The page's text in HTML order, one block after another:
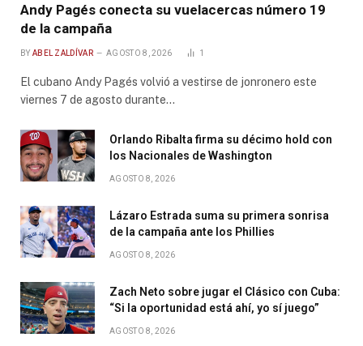
Andy Pagés conecta su vuelacercas número 19
de la campaña
BY ABEL ZALDÍVAR AGOSTO 8, 2026 1
El cubano Andy Pagés volvió a vestirse de jonronero este
viernes 7 de agosto durante…
Orlando Ribalta firma su décimo hold con
los Nacionales de Washington
AGOSTO 8, 2026
Lázaro Estrada suma su primera sonrisa
de la campaña ante los Phillies
AGOSTO 8, 2026
Zach Neto sobre jugar el Clásico con Cuba:
“Si la oportunidad está ahí, yo sí juego”
AGOSTO 8, 2026